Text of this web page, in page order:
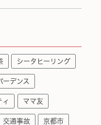
シータヒーリング
ーデンス
ィ ママ友
交通事故 京都市